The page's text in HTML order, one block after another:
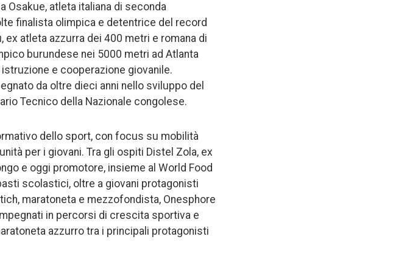
Osakue, atleta italiana di seconda
finalista olimpica e detentrice del record
ex atleta azzurra dei 400 metri e romana di
burundese nei 5000 metri ad Atlanta
e cooperazione giovanile.
da oltre dieci anni nello sviluppo del
Tecnico della Nazionale congolese.
dello sport, con focus su mobilità
per i giovani. Tra gli ospiti Distel Zola, ex
e oggi promotore, insieme al World Food
scolastici, oltre a giovani protagonisti
maratoneta e mezzofondista, Onesphore
in percorsi di crescita sportiva e
azzurro tra i principali protagonisti